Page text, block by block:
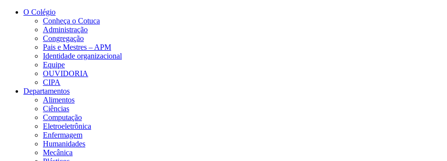
Conteúdo principal
O Colégio
Conheça o Cotuca
Administração
Congregação
Pais e Mestres – APM
Identidade organizacional
Equipe
OUVIDORIA
CIPA
Departamentos
Alimentos
Ciências
Computação
Eletroeletrônica
Enfermagem
Humanidades
Mecânica